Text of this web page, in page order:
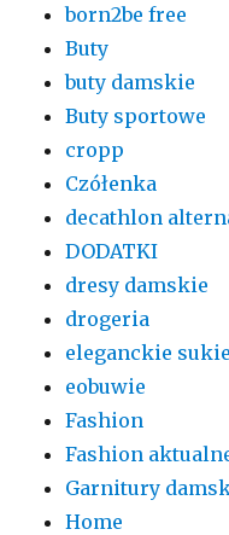
born2be free
Buty
buty damskie
Buty sportowe
cropp
Czółenka
decathlon
DODATKI
dresy damskie
drogeria
eleganckie
eobuwie
Fashion
Fashion
Garnitury
Home